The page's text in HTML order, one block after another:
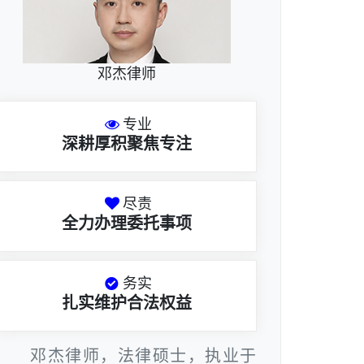
邓杰律师
专业
深耕厚积聚焦专注
尽责
全力办理委托事项
务实
扎实维护合法权益
邓杰律师，法律硕士，执业于